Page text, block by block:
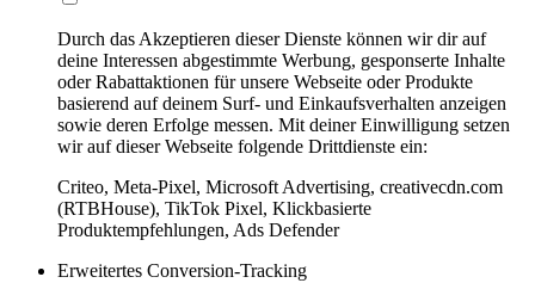
Durch das Akzeptieren dieser Dienste können wir dir auf
deine Interessen abgestimmte Werbung, gesponserte Inhalte
oder Rabattaktionen für unsere Webseite oder Produkte
basierend auf deinem Surf- und Einkaufsverhalten anzeigen
sowie deren Erfolge messen. Mit deiner Einwilligung setzen
wir auf dieser Webseite folgende Drittdienste ein:
Criteo, Meta-Pixel, Microsoft Advertising, creativecdn.com
(RTBHouse), TikTok Pixel, Klickbasierte
Produktempfehlungen, Ads Defender
Erweitertes Conversion-Tracking